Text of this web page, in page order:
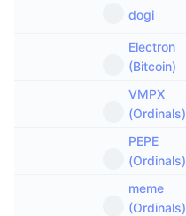
ETF Bitcoin
ETF Ethereum
Analyse technique
dogi
Electron
(Bitcoin)
VMPX
(Ordinals)
PEPE
(Ordinals)
meme
(Ordinals)